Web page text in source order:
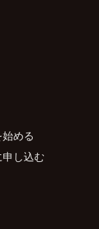
める
し込む